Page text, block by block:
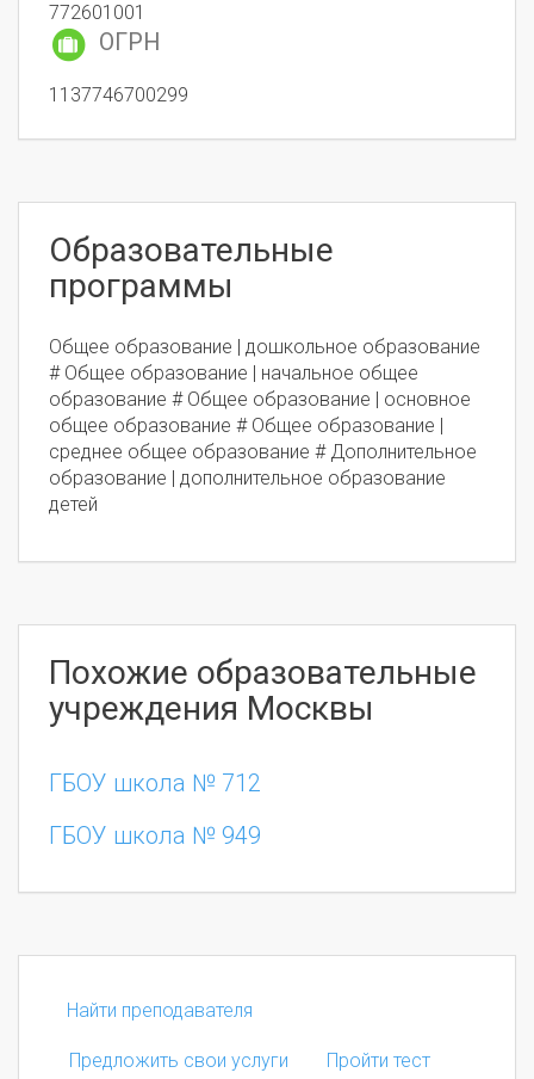
772601001
ОГРН
1137746700299
Образовательные
программы
Общее образование | дошкольное образование
# Общее образование | начальное общее
образование # Общее образование | основное
общее образование # Общее образование |
среднее общее образование # Дополнительное
образование | дополнительное образование
детей
Похожие образовательные
учреждения Москвы
ГБОУ школа № 712
ГБОУ школа № 949
Найти преподавателя
Предложить свои услуги Пройти тест